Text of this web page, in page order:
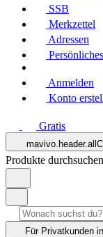
SSB
Merkzettel
Adressen
Anmelden
Konto
Gratis
Produkte durchsuchen
Für Privatkunden